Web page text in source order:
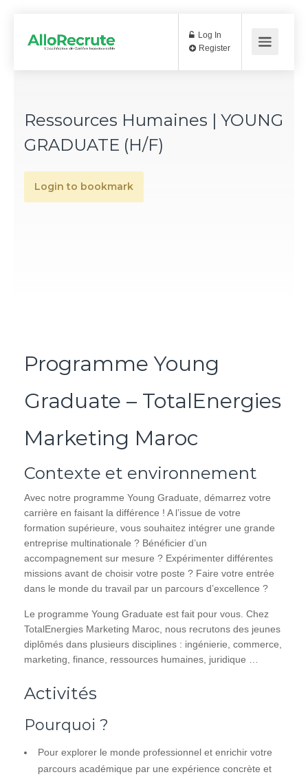
Log In
Ressources Humaines | YOUNG
GRADUATE (H/F)
Login to bookmark
Programme Young
Graduate – TotalEnergies
Marketing Maroc
Contexte et environnement
Avec notre programme Young Graduate, démarrez votre
carrière en faisant la différence ! A l’issue de votre
formation supérieure, vous souhaitez intégrer une grande
entreprise multinationale ? Bénéficier d’un
accompagnement sur mesure ? Expérimenter différentes
missions avant de choisir votre poste ? Faire votre entrée
dans le monde du travail par un parcours d’excellence ?
Le programme Young Graduate est fait pour vous. Chez
TotalEnergies Marketing Maroc, nous recrutons des jeunes
diplômés dans plusieurs disciplines : ingénierie, commerce,
marketing, finance, ressources humaines, juridique …
Activités
Pourquoi ?
Pour explorer le monde professionnel et enrichir votre
parcours académique par une expérience concrète et